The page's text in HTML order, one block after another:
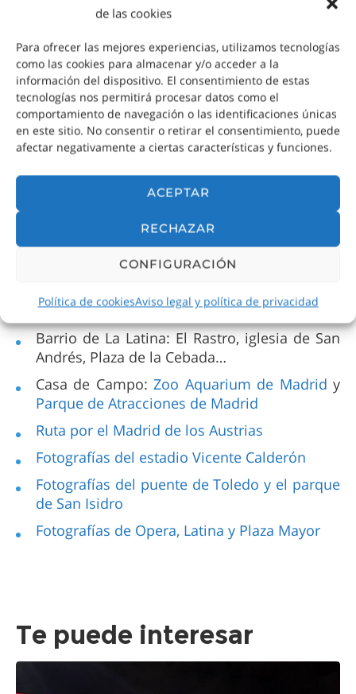
de las cookies
Para ofrecer las mejores experiencias, utilizamos tecnologías
como las cookies para almacenar y/o acceder a la
información del dispositivo. El consentimiento de estas
tecnologías nos permitirá procesar datos como el
comportamiento de navegación o las identificaciones únicas
en este sitio. No consentir o retirar el consentimiento, puede
afectar negativamente a ciertas características y funciones.
ACEPTAR
RECHAZAR
CONFIGURACIÓN
Política de cookiesAviso legal y política de privacidad
Otros sitios de interés
cercanos
Puerta de Toledo
Matadero de Legazpi
Barrio de La Latina: El Rastro, iglesia de San
Andrés, Plaza de la Cebada…
Casa de Campo:Zoo Aquarium de Madrid y
Parque de Atracciones de Madrid
Ruta por el Madrid de los Austrias
Fotografías del estadio Vicente Calderón
Fotografías del puente de Toledo y el parque
de San Isidro
Fotografías de Opera, Latina y Plaza Mayor
Te puede interesar